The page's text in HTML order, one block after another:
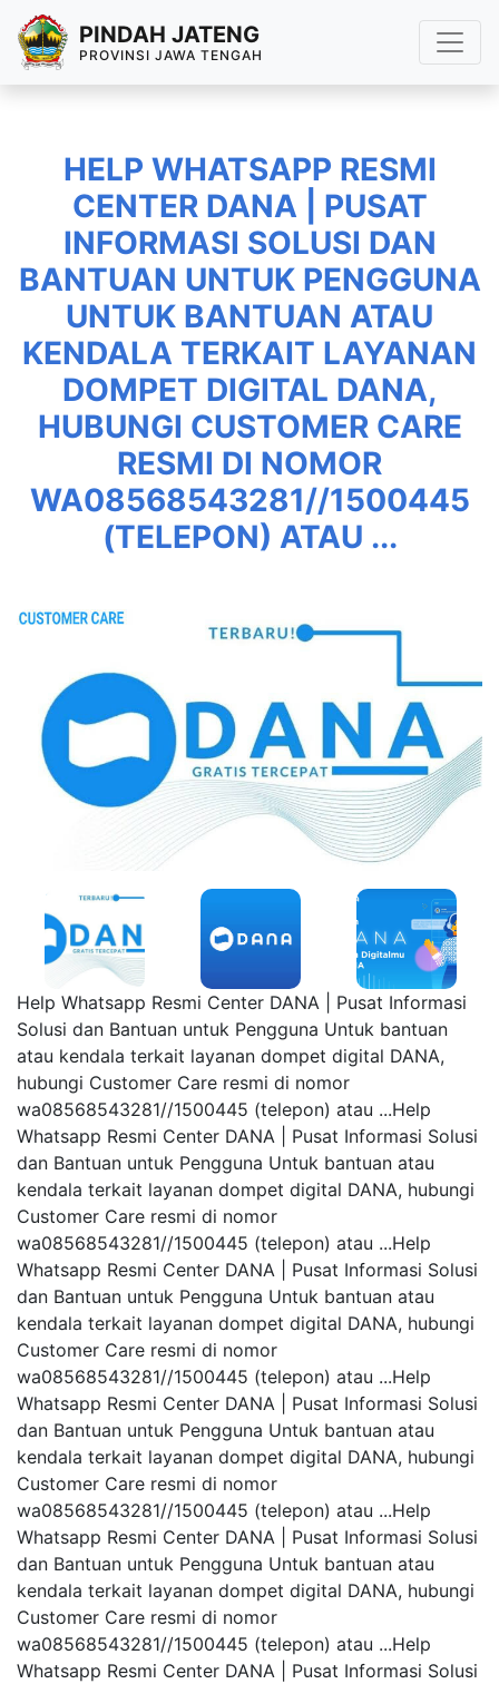
PINDAH JATENG
PROVINSI JAWA TENGAH
HELP WHATSAPP RESMI
CENTER DANA | PUSAT
INFORMASI SOLUSI DAN
BANTUAN UNTUK PENGGUNA
UNTUK BANTUAN ATAU
KENDALA TERKAIT LAYANAN
DOMPET DIGITAL DANA,
HUBUNGI CUSTOMER CARE
RESMI DI NOMOR
WA08568543281//1500445
(TELEPON) ATAU ...
Help Whatsapp Resmi Center DANA | Pusat Informasi
Solusi dan Bantuan untuk Pengguna Untuk bantuan
atau kendala terkait layanan dompet digital DANA,
hubungi Customer Care resmi di nomor
wa08568543281//1500445 (telepon) atau ...Help
Whatsapp Resmi Center DANA | Pusat Informasi Solusi
dan Bantuan untuk Pengguna Untuk bantuan atau
kendala terkait layanan dompet digital DANA, hubungi
Customer Care resmi di nomor
wa08568543281//1500445 (telepon) atau ...Help
Whatsapp Resmi Center DANA | Pusat Informasi Solusi
dan Bantuan untuk Pengguna Untuk bantuan atau
kendala terkait layanan dompet digital DANA, hubungi
Customer Care resmi di nomor
wa08568543281//1500445 (telepon) atau ...Help
Whatsapp Resmi Center DANA | Pusat Informasi Solusi
dan Bantuan untuk Pengguna Untuk bantuan atau
kendala terkait layanan dompet digital DANA, hubungi
Customer Care resmi di nomor
wa08568543281//1500445 (telepon) atau ...Help
Whatsapp Resmi Center DANA | Pusat Informasi Solusi
dan Bantuan untuk Pengguna Untuk bantuan atau
kendala terkait layanan dompet digital DANA, hubungi
Customer Care resmi di nomor
wa08568543281//1500445 (telepon) atau ...Help
Whatsapp Resmi Center DANA | Pusat Informasi Solusi